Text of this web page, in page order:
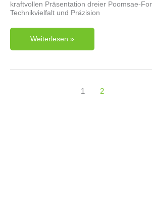
kraftvollen Präsentation dreier Poomsae-
Technikvielfalt und Präzision
Dan-
Der
Weiterlesen »
1 2